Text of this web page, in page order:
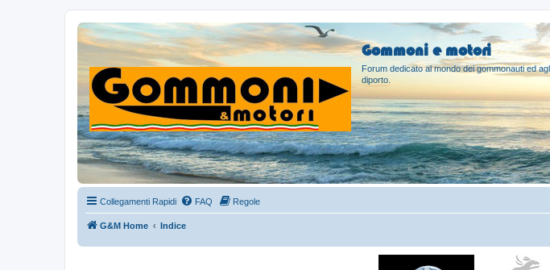
Gommoni e motori
Forum dedicato al mondo dei gommonauti ed
diporto.
Collegamenti Rapidi FAQ Regole
G&M Home Indice